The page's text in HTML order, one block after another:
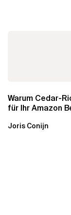
Warum Cedar-
für Ihr Amazon
wichtig sind
Joris Conijn